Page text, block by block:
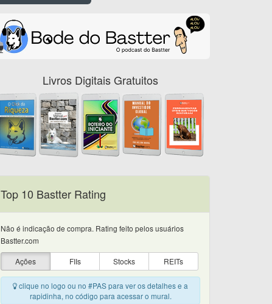
Livros Digitais Gratuitos
Top 10 Bastter Rating
Não é indicação de compra. Rating feito pelos usuários
Bastter.com
Ações
FIIs Stocks REITs
clique no logo ou no #PAS para ver os detalhes e a
rapidinha, no código para acessar o mural.